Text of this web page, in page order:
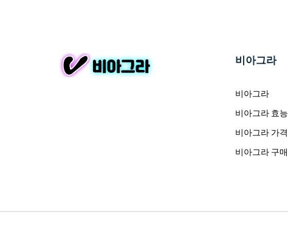
비아그라
비아그라
비아그라 효능
비아그라 가격
비아그라 구매